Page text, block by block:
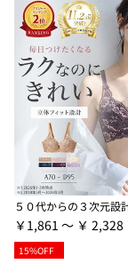
￥1,861 ～ ￥ 2,328
15%OFF